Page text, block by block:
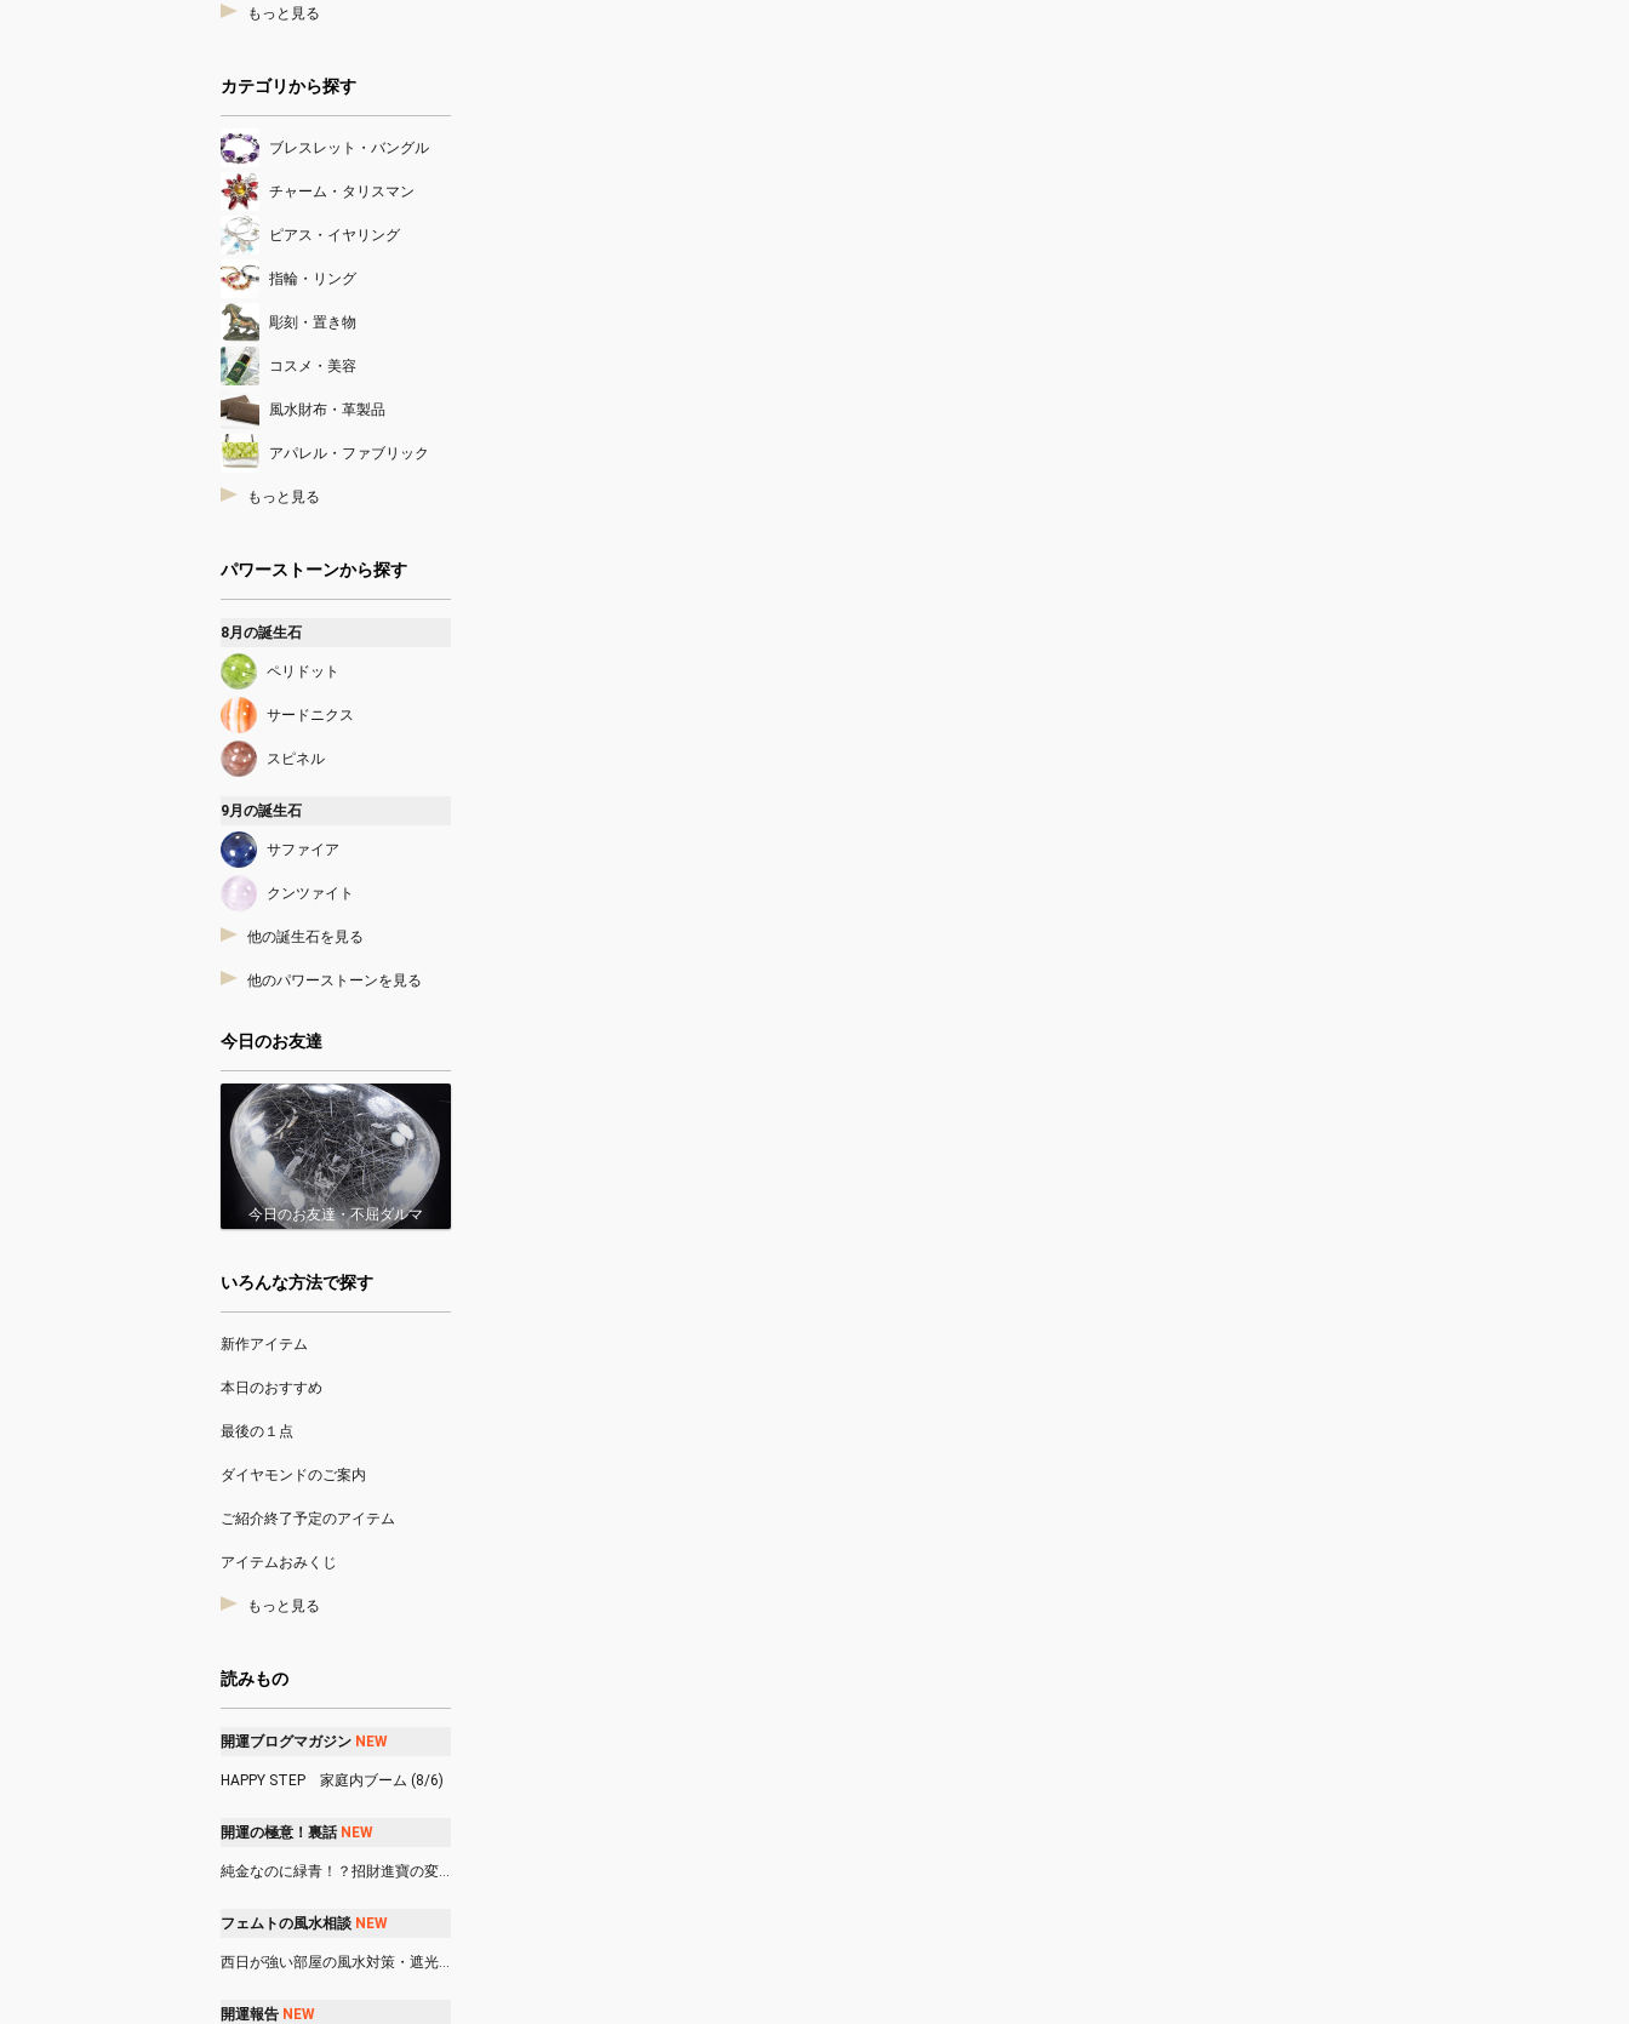
もっと見る
カテゴリから探す
ブレスレット・バングル
チャーム・タリスマン
ピアス・イヤリング
指輪・リング
彫刻・置き物
コスメ・美容
風水財布・革製品
アパレル・ファブリック
もっと見る
パワーストーンから探す
8月の誕生石
ペリドット
サードニクス
スピネル
9月の誕生石
サファイア
クンツァイト
他の誕生石を見る
他のパワーストーンを見る
今日のお友達
今日のお友達・不屈ダルマ
いろんな方法で探す
新作アイテム
本日のおすすめ
最後の１点
ダイヤモンドのご案内
ご紹介終了予定のアイテム
アイテムおみくじ
もっと見る
読みもの
開運ブログマガジン N EW
HAPPY STEP 家庭内ブーム (8/6)
開運の極意！裏話 N EW
純金なのに緑青！？招財進寶の変色事件 (8/6)
フェムトの風水相談 N EW
西日が強い部屋の風水対策・遮光カーテンやシャッターは使っても良い？ (8/6)
開運報告 N EW